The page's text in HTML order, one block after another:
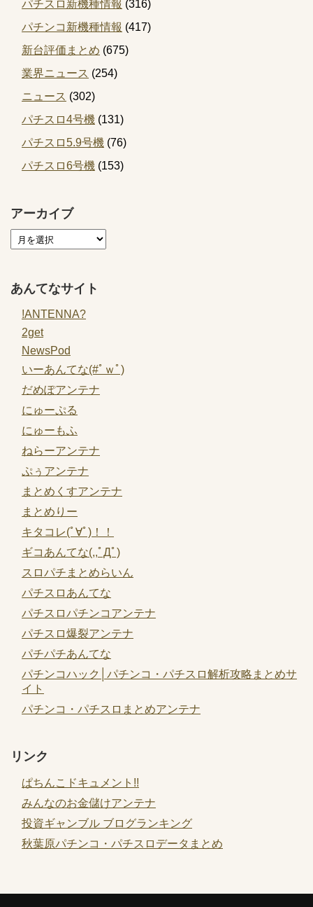
パチスロ新機種情報 (316)
パチンコ新機種情報 (417)
新台評価まとめ (675)
業界ニュース (254)
ニュース (302)
パチスロ4号機 (131)
パチスロ5.9号機 (76)
パチスロ6号機 (153)
アーカイブ
あんてなサイト
!ANTENNA?
2get
NewsPod
いーあんてな(#ﾟｗﾟ)
だめぽアンテナ
にゅーぷる
にゅーもふ
ねらーアンテナ
ぷぅアンテナ
まとめくすアンテナ
まとめりー
キタコレ(ﾟ∀ﾟ)！！
ギコあんてな(,,ﾟДﾟ)
スロパチまとめらいん
パチスロあんてな
パチスロパチンコアンテナ
パチスロ爆裂アンテナ
パチパチあんてな
パチンコハック│パチンコ・パチスロ解析攻略まとめサ
イト
パチンコ・パチスロまとめアンテナ
リンク
ぱちんこドキュメント!!
みんなのお金儲けアンテナ
投資ギャンブル ブログランキング
秋葉原パチンコ・パチスロデータまとめ